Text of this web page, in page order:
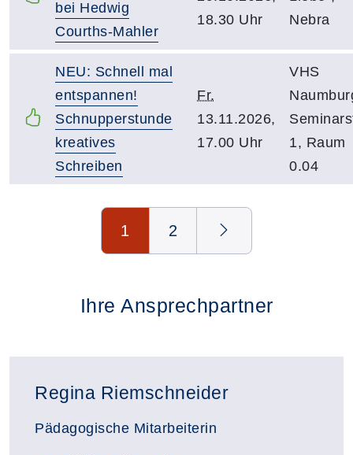
bei Hedwig
Courths-Mahler
18.30 Uhr
Nebra
NEU: Schnell mal
entspannen!
Schnupperstunde
kreatives
Schreiben
Fr.
13.11.2026,
17.00 Uhr
VHS
1, Raum
0.04
1 2
Ihre Ansprechpartner
Regina Riemschneider
Pädagogische Mitarbeiterin